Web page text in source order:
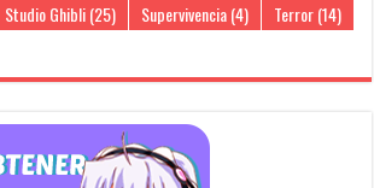
Studio Ghibli(25) Supervivencia(4) Terror(14)